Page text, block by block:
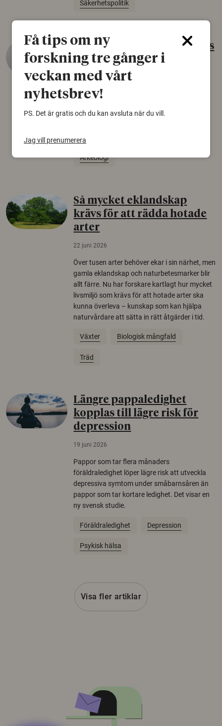
Säkerhetspolitik
Gammalt skinn var Sveriges
äldsta sko
22 juni 2026
Det som arkeologer länge trodde var en
gammal sko. Fyndet bär spår av romerskt
Norden.
Arkeologi
Så mycket eklandskap
krävs för att rädda hotade
arter
22 juni 2026
Över tusen arter behöver ekar i sin närhet, men
gamla eklandskap och naturbetesmarker blir
allt färre. Nu har forskare kartlagt hur mycket
livsmiljö som krävs för att hotade arter ska
kunna överleva – kunskap som kan hjälpa
naturvårdare att sätta in rätt åtgärder i tid.
Växter Biologisk mångfald
Träd
Längre pappaledighet
kopplas till lägre risk för
depression
19 juni 2026
Pappor som tar flera månaders
föräldraledighet löper lägre risk att utveckla
depressiva symtom under småbarnsåren än
pappor som tar kortare ledighet. Det visar en
ny svensk studie.
Föräldraledighet Depression
Psykisk hälsa
Visa fler artiklar
Få tips om ny
forskning tre gånger i
veckan med vårt
nyhetsbrev!
PS. Det är gratis och du kan avsluta när du vill.
Jag vill prenumerera